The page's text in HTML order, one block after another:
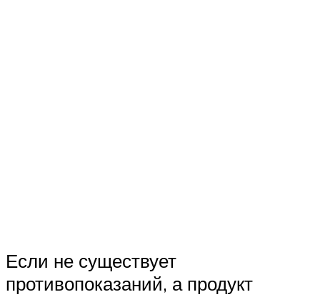
Если не существует
противопоказаний, а продукт